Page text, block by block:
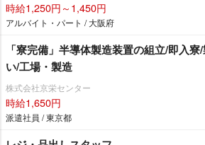
時給1,250円～1,450円
アルバイト・パート / 大阪府
「寮完備」半導体製造装置の組立/即入
い/工場・製造
株式会社京栄センター
時給1,650円
派遣社員 / 東京都